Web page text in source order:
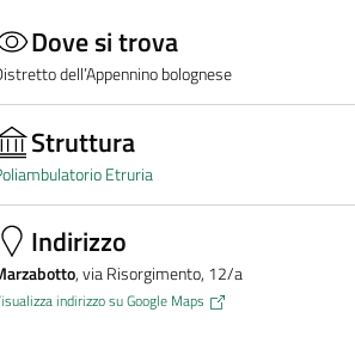
Dove si trova
dell’Appennino bolognese
Struttura
Etruria
Indirizzo
, via Risorgimento, 12/a
indirizzo su Google Maps